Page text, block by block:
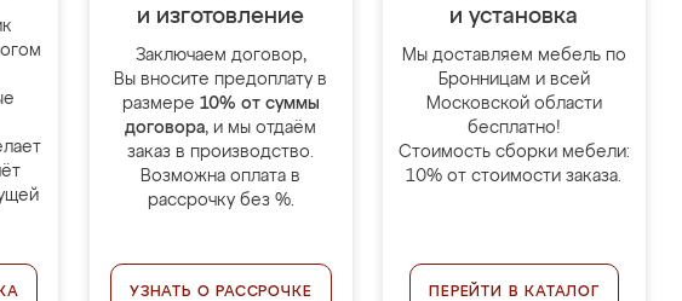
и изготовление
Заключаем договор,
Вы вносите предоплату в
размере 10% от суммы
договора, и мы отдаём
заказ в производство.
Возможна оплата в
рассрочку без %.
УЗНАТЬ О РАССРОЧКЕ
и установка
Мы доставляем мебель по
Бронницам и всей
Московской области
бесплатно!
Стоимость сборки мебели:
10% от стоимости заказа.
ПЕРЕЙТИ В КАТАЛОГ